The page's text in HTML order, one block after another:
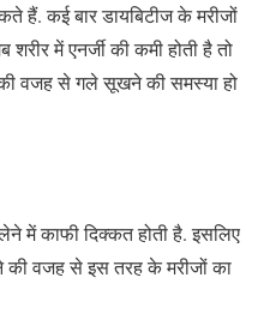
हैं. कई बार डायबिटीज के मरीजों
में एनर्जी की कमी होती है तो
वजह से गले सूखने की समस्या हो
में काफी दिक्कत होती है. इसलिए
वजह से इस तरह के मरीजों का